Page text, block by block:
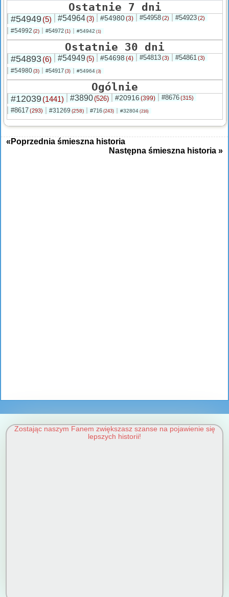
Ostatnie 7 dni
#54949(5) #54964(3) #54980(3) #54958(2) #54923(2)
#54992 (2) #54972 (1) #54942 (1)
Ostatnie 30 dni
#54893(6) #54949(5) #54698 (4) #54813(3) #54861(3)
#54980(3) #54917 (3) #54964 (3)
Ogólnie
#12039(1441) #3890(526) #20916 (399) #8676(315)
#8617(293) #31269 (258) #716 (243) #32804 (216)
«Poprzednia śmieszna historia
Następna śmieszna historia »
Zostając naszym Fanem zwiększasz szanse na pojawienie się
lepszych historii!